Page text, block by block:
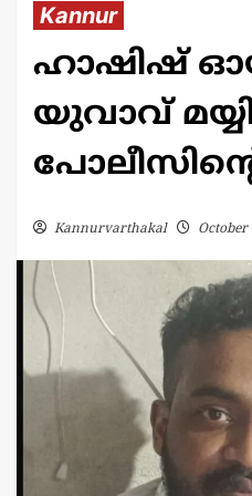
Kannur
ഹാഷിഷ്
യുവാവ്
Kannurvarthakal October